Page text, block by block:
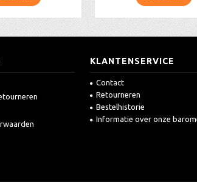
KLANTENSERVICE
Contact
Retourneren
Bestelhistorie
Informatie over onze